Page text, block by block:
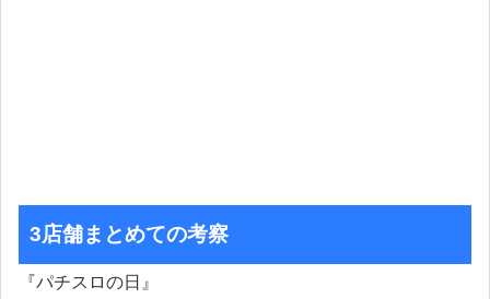
3店舗まとめての考察
『パチスロの日』